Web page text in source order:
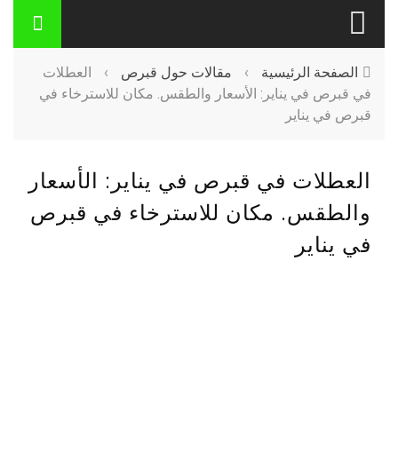
الصفحة الرئيسية › مقالات حول قبرص ›
العطلات
في قبرص في يناير: الأسعار والطقس. مكان للاسترخاء في
قبرص في يناير
العطلات في قبرص في يناير: الأسعار
والطقس. مكان للاسترخاء في قبرص
في يناير